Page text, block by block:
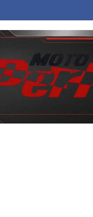
επίθεση σε μπαρ στο Λονδίνο